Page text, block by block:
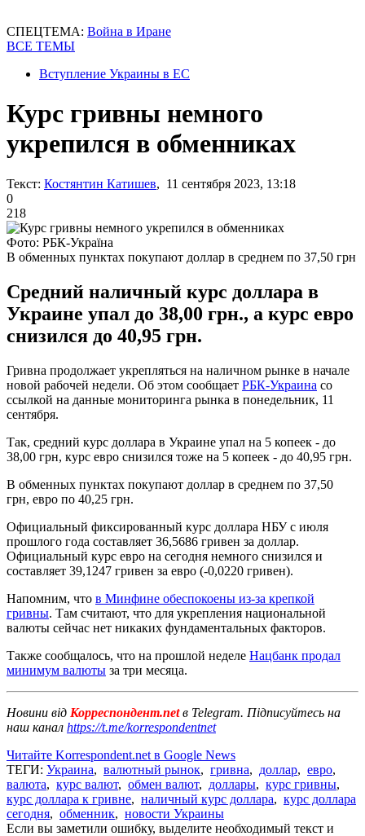
СПЕЦТЕМА: Война в Иране
ВСЕ ТЕМЫ
Вступление Украины в ЕС
Курс гривны немного
укрепился в обменниках
Текст: Костянтин Катишев, 11 сентября 2023, 13:18
0
218
Фото: РБК-Україна
В обменных пунктах покупают доллар в среднем по 37,50 грн
Средний наличный курс доллара в
Украине упал до 38,00 грн., а курс евро
снизился до 40,95 грн.
Гривна продолжает укрепляться на наличном рынке в начале
новой рабочей недели. Об этом сообщает РБК-Украина со
ссылкой на данные мониторинга рынка в понедельник, 11
сентября.
Так, средний курс доллара в Украине упал на 5 копеек - до
38,00 грн, курс евро снизился тоже на 5 копеек - до 40,95 грн.
В обменных пунктах покупают доллар в среднем по 37,50
грн, евро по 40,25 грн.
Официальный фиксированный курс доллара НБУ с июля
прошлого года составляет 36,5686 гривен за доллар.
Официальный курс евро на сегодня немного снизился и
составляет 39,1247 гривен за евро (-0,0220 гривен).
Напомним, что в Минфине обеспокоены из-за крепкой
гривны. Там считают, что для укрепления национальной
валюты сейчас нет никаких фундаментальных факторов.
Также сообщалось, что на прошлой неделе Нацбанк продал
минимум валюты за три месяца.
Новини від Корреспондент.netв Telegram. Підписуйтесь на
наш канал https://t.me/korrespondentnet
Читайте Korrespondent.net в Google News
ТЕГИ: Украина, валютный рынок, гривна, доллар, евро,
валюта, курс валют, обмен валют, доллары, курс гривны,
курс доллара к гривне, наличный курс доллара, курс доллара
сегодня, обменник, новости Украины
Если вы заметили ошибку, выделите необходимый текст и